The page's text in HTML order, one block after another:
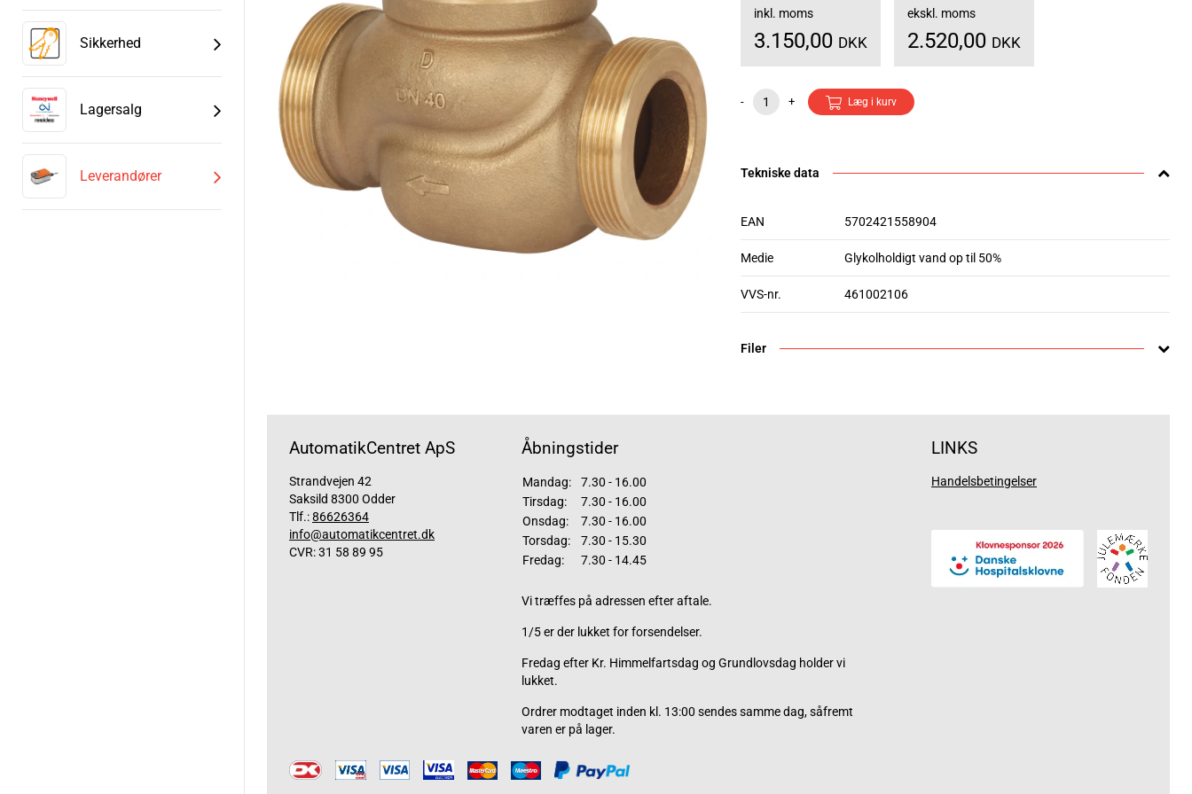
Sikkerhed
Lagersalg
Leverandører
inkl. moms
3.150,00 DKK
ekskl. moms
2.520,00 DKK
- + Læg i kurv
Tekniske data
EAN 5702421558904
Medie Glykolholdigt vand op til 50%
VVS-nr. 461002106
Filer
AutomatikCentret ApS
Strandvejen 42
Saksild 8300 Odder
Tlf.:86626364
info@automatikcentret.dk
CVR: 31 58 89 95
Åbningstider
Mandag:
7.30 - 16.00
Tirsdag:
7.30 - 16.00
Onsdag:
7.30 - 16.00
Torsdag:
7.30 - 15.30
Fredag:
7.30 - 14.45
Vi træffes på adressen efter aftale.
1/5 er der lukket for forsendelser.
Fredag efter Kr. Himmelfartsdag og Grundlovsdag holder vi
lukket.
Ordrer modtaget inden kl. 13:00 sendes samme dag, såfremt
varen er på lager.
LINKS
Handelsbetingelser